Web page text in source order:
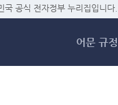
메
국 공식 전자정부 누리집입니다.
어문 규정